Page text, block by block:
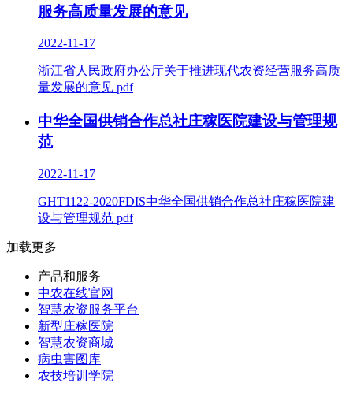
服务高质量发展的意见
2022-11-17
浙江省人民政府办公厅关于推进现代农资经营服务高质
量发展的意见 pdf
中华全国供销合作总社庄稼医院建设与管理规
范
2022-11-17
GHT1122-2020FDIS中华全国供销合作总社庄稼医院建
设与管理规范 pdf
加载更多
产品和服务
中农在线官网
智慧农资服务平台
新型庄稼医院
智慧农资商城
病虫害图库
农技培训学院